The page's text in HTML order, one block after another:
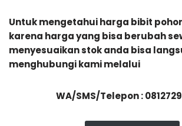
Untuk mengetahui harga bibit
karena harga yang bisa berubah
menyesuaikan stok anda bisa
menghubungi kami melalui
WA/SMS/Telepon :